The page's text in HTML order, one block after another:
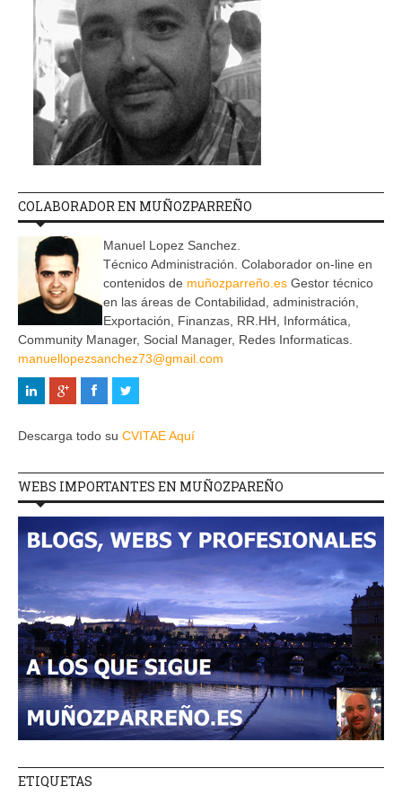
COLABORADOR EN MUÑOZPARREÑO
Manuel Lopez Sanchez.
Técnico Administración. Colaborador on-line en
contenidos de muñozparreño.es Gestor técnico
en las áreas de Contabilidad, administración,
Exportación, Finanzas, RR.HH, Informática,
Community Manager, Social Manager, Redes Informaticas.
manuellopezsanchez73@gmail.com
Descarga todo su CVITAE Aquí
WEBS IMPORTANTES EN MUÑOZPAREÑO
ETIQUETAS